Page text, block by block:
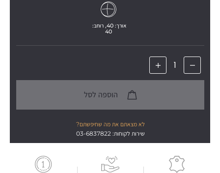
אורך: 40, רוחב:
40
לא מצאתם את מה שחיפשתם?
שירות לקוחות: 03-6837822